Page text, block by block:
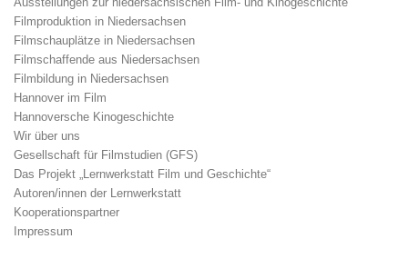
Filmproduktion in Niedersachsen
Filmschauplätze in Niedersachsen
Filmschaffende aus Niedersachsen
Filmbildung in Niedersachsen
Hannover im Film
Hannoversche Kinogeschichte
Wir über uns
Gesellschaft für Filmstudien (GFS)
Das Projekt „Lernwerkstatt Film und Geschichte“
Autoren/innen der Lernwerkstatt
Kooperationspartner
Impressum